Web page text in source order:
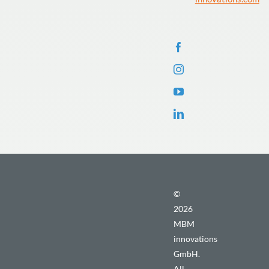
©
2026
MBM
innovations
GmbH.